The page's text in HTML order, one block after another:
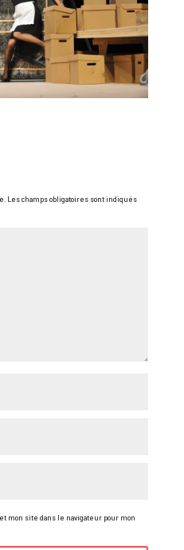
Les champs obligatoires sont indiqués
mon site dans le navigateur pour mon